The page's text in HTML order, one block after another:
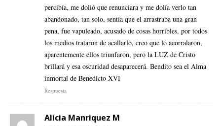
percibía, me dolió que renunciara y me dolía verlo tan
abandonado, tan solo, sentía que el arrastraba una gran
pena, fue vapuleado, acusado de cosas horribles, por todos
los medios trataron de acallarlo, creo que lo acorralaron,
aparentemente ellos triunfaron, pero la LUZ de Cristo
brillará y esa oscuridad desaparecerá. Bendito sea el Alma
inmortal de Benedicto XVI
Respuesta
Alicia Manriquez M